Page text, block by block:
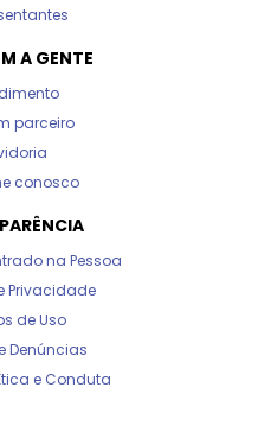
A GENTE
parceiro
conosco
na Pessoa
Privacidade
de Uso
Denúncias
e Conduta